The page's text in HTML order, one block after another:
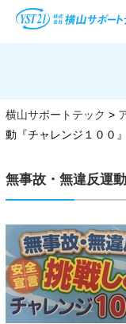
横山サポートテック >
動『チャレンジ１００
無事故・無違反運